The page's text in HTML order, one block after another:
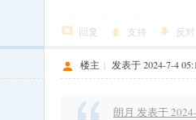
回复 支持 反对
楼主 | 发表于 2024-7-4
朗月 发表于